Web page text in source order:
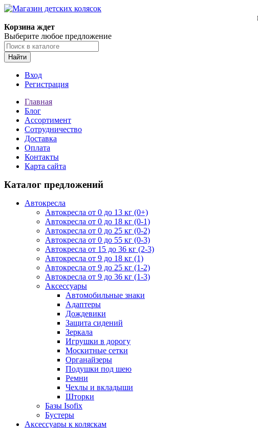
Корзина ждет
Выберите любое предложение
Найти
Вход
Регистрация
Главная
Блог
Ассортимент
Сотрудничество
Доставка
Оплата
Контакты
Карта сайта
Каталог предложений
Автокресла
Автокресла от 0 до 13 кг (0+)
Автокресла от 0 до 18 кг (0-1)
Автокресла от 0 до 25 кг (0-2)
Автокресла от 0 до 55 кг (0-3)
Автокресла от 15 до 36 кг (2-3)
Автокресла от 9 до 18 кг (1)
Автокресла от 9 до 25 кг (1-2)
Автокресла от 9 до 36 кг (1-3)
Аксессуары
Автомобильные знаки
Адаптеры
Дождевики
Защита сидений
Зеркала
Игрушки в дорогу
Москитные сетки
Органайзеры
Подушки под шею
Ремни
Чехлы и вкладыши
Шторки
Базы Isofix
Бустеры
Аксессуары к коляскам